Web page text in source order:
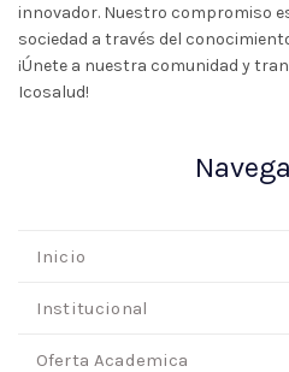
innovador. Nuestro compromiso
sociedad a través del
¡Únete a nuestra comunidad y
Icosalud!
Inicio
Institucional
Oferta Academica